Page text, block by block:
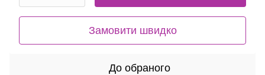
Замовити швидко
До обраного